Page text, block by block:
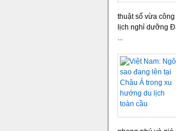
thuật số vừa
lịch nghỉ dưỡng
...